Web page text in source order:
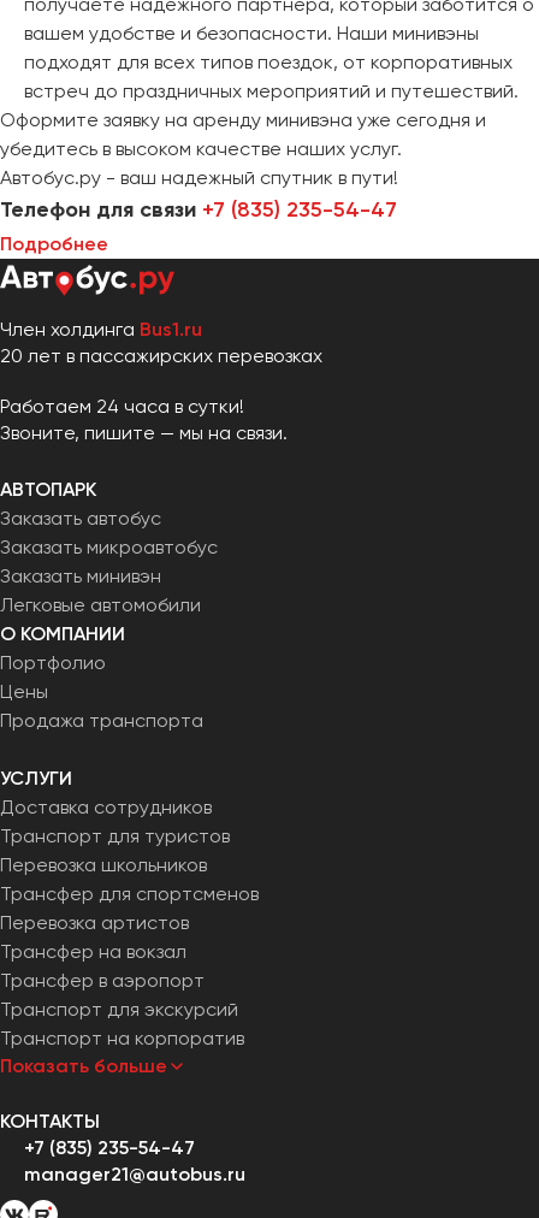
вашем удобстве и безопасности. Наши минивэны
подходят для всех типов поездок, от корпоративных
встреч до праздничных мероприятий и путешествий.
Оформите заявку на аренду минивэна уже сегодня и
убедитесь в высоком качестве наших услуг.
Автобус.ру - ваш надежный спутник в пути!
Телефон для связи +7 (835) 235-54-47
Подробнее
Член холдинга Bus1.ru
20 лет в пассажирских перевозках
Работаем 24 часа в сутки!
Звоните, пишите — мы на связи.
АВТОПАРК
Заказать автобус
Заказать микроавтобус
Заказать минивэн
Легковые автомобили
О КОМПАНИИ
Портфолио
Цены
Продажа транспорта
УСЛУГИ
Доставка сотрудников
Транспорт для туристов
Перевозка школьников
Трансфер для спортсменов
Перевозка артистов
Трансфер на вокзал
Трансфер в аэропорт
Транспорт для экскурсий
Транспорт на корпоратив
Показать больше
КОНТАКТЫ
+7 (835) 235-54-47
manager21@autobus.ru